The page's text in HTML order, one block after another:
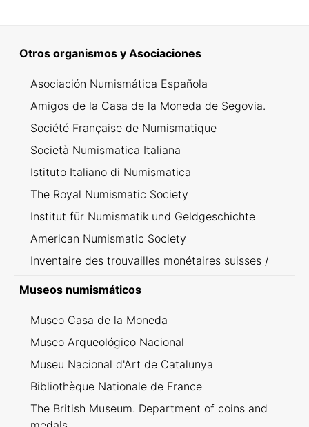
Otros organismos y Asociaciones
Asociación Numismática Española
Amigos de la Casa de la Moneda de Segovia.
Société Française de Numismatique
Società Numismatica Italiana
Istituto Italiano di Numismatica
The Royal Numismatic Society
Institut für Numismatik und Geldgeschichte
American Numismatic Society
Inventaire des trouvailles monétaires suisses /
Museos numismáticos
Museo Casa de la Moneda
Museo Arqueológico Nacional
Museu Nacional d'Art de Catalunya
Bibliothèque Nationale de France
The British Museum. Department of coins and